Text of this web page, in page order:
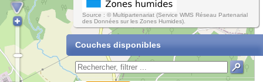
Source : © Multipartenariat (Service WMS Réseau Partenarial
des Données sur les Zones Humides).
Couches disponibles